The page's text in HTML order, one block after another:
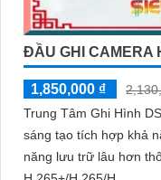
ĐẦU GHI CAMERA
1,850,000 ₫
Trung Tâm Ghi Hình
sáng tạo tích hợp khả
năng lưu trữ lâu hơn